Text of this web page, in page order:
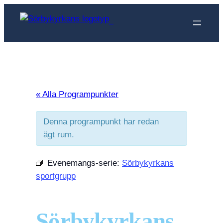
« Alla Programpunkter
Denna programpunkt har redan
ägt rum.
Evenemangs-serie: Sörbykyrkans
sportgrupp